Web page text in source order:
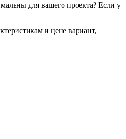
для вашего проекта? Если у
и цене вариант,